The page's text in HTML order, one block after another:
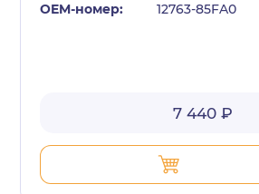
12763-85FA0
7 440 ₽